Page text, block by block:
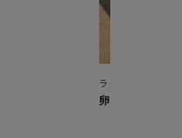
ラクラ・クッカー
卵粥